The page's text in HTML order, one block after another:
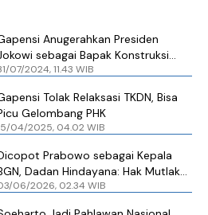
Anugerahkan Presiden
sebagai Bapak Konstruksi
07/2024, 11.43 WIB
Tolak Relaksasi TKDN, Bisa
Gelombang PHK
04/2025, 04.02 WIB
Prabowo sebagai Kepala
Dadan Hindayana: Hak Mutlak
Presiden
06/2026, 02.34 WIB